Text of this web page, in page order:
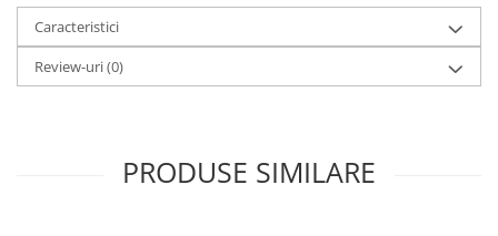
Caracteristici
Review-uri(0)
PRODUSE SIMILARE